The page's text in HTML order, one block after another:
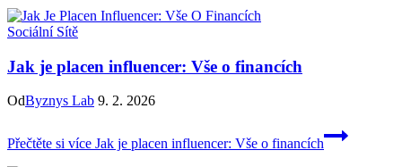
Sociální Sítě
Jak je placen influencer: Vše o financích
OdByznys Lab 9. 2. 2026
Přečtěte si více Jak je placen influencer: Vše o financích